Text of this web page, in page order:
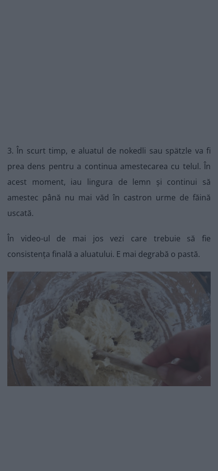
3. În scurt timp, e aluatul de nokedli sau spätzle va fi
prea dens pentru a continua amestecarea cu telul. În
acest moment, iau lingura de lemn și continui să
amestec până nu mai văd în castron urme de făină
uscată.
În video-ul de mai jos vezi care trebuie să fie
consistența finală a aluatului. E mai degrabă o pastă.